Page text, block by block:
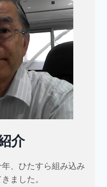
介
、ひたすら組み込み
ました。